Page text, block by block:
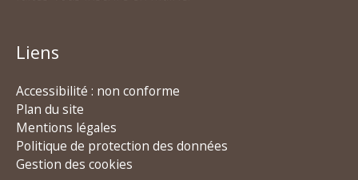
Liens
Accessibilité : non conforme
Plan du site
Mentions légales
Politique de protection des données
Gestion des cookies